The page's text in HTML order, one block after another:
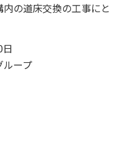
の道床交換の工事にと
ループ